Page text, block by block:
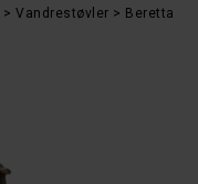
Vandrestøvler
Beretta